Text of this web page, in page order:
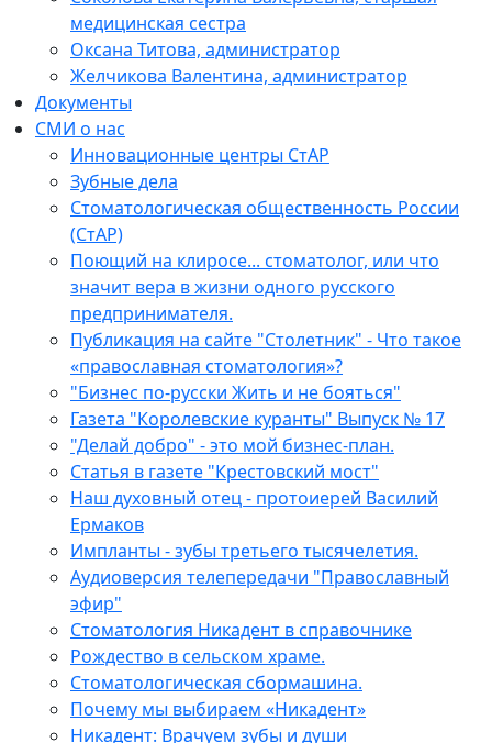
медицинская сестра
Оксана Титова, администратор
Желчикова Валентина, администратор
Документы
СМИ о нас
Инновационные центры СтАР
Зубные дела
Стоматологическая общественность России
(СтАР)
Поющий на клиросе... стоматолог, или что
значит вера в жизни одного русского
предпринимателя.
Публикация на сайте "Столетник" - Что такое
«православная стоматология»?
"Бизнес по-русски Жить и не бояться"
Газета "Королевские куранты" Выпуск № 17
"Делай добро" - это мой бизнес-план.
Статья в газете "Крестовский мост"
Наш духовный отец - протоиерей Василий
Ермаков
Импланты - зубы третьего тысячелетия.
Аудиоверсия телепередачи "Православный
эфир"
Стоматология Никадент в справочнике
Рождество в сельском храме.
Стоматологическая сбормашина.
Почему мы выбираем «Никадент»
Никадент: Врачуем зубы и души